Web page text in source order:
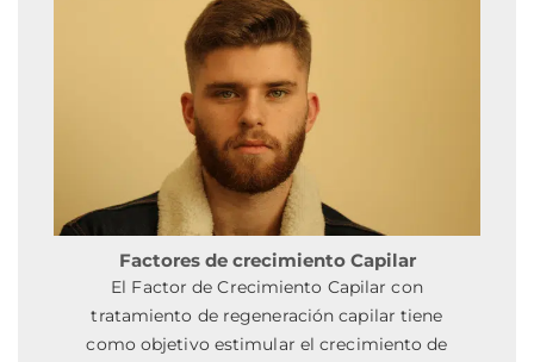
Factores de crecimiento Capilar
El Factor de Crecimiento Capilar con
tratamiento de regeneración capilar tiene
como objetivo estimular el crecimiento de